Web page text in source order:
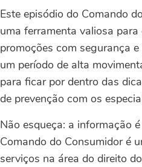
Este episódio do Comando
uma ferramenta valiosa
promoções com segurança
um período de alta
para ficar por dentro das
de prevenção com os
Não esqueça: a informação
Comando do Consumidor é
serviços na área do direito